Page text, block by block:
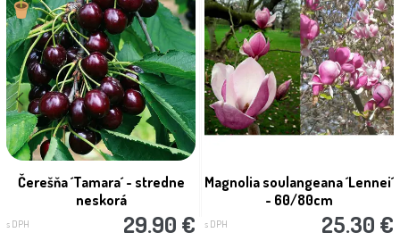
Čerešňa ´Tamara´ - stredne
neskorá
s DPH 29.90 €
Magnolia soulangeana ´Lennei´
- 60/80cm
s DPH 25.30 €